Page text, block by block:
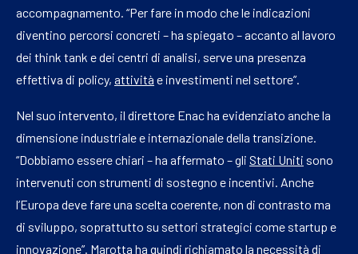
accompagnamento. “Per fare in modo che le indicazioni
diventino percorsi concreti – ha spiegato – accanto al lavoro
dei think tank e dei centri di analisi, serve una presenza
effettiva di policy, attività e investimenti nel settore”.
Nel suo intervento, il direttore Enac ha evidenziato anche la
dimensione industriale e internazionale della transizione.
“Dobbiamo essere chiari – ha affermato – gli Stati Uniti sono
intervenuti con strumenti di sostegno e incentivi. Anche
l’Europa deve fare una scelta coerente, non di contrasto ma
di sviluppo, soprattutto su settori strategici come startup e
innovazione”. Marotta ha quindi richiamato la necessità di